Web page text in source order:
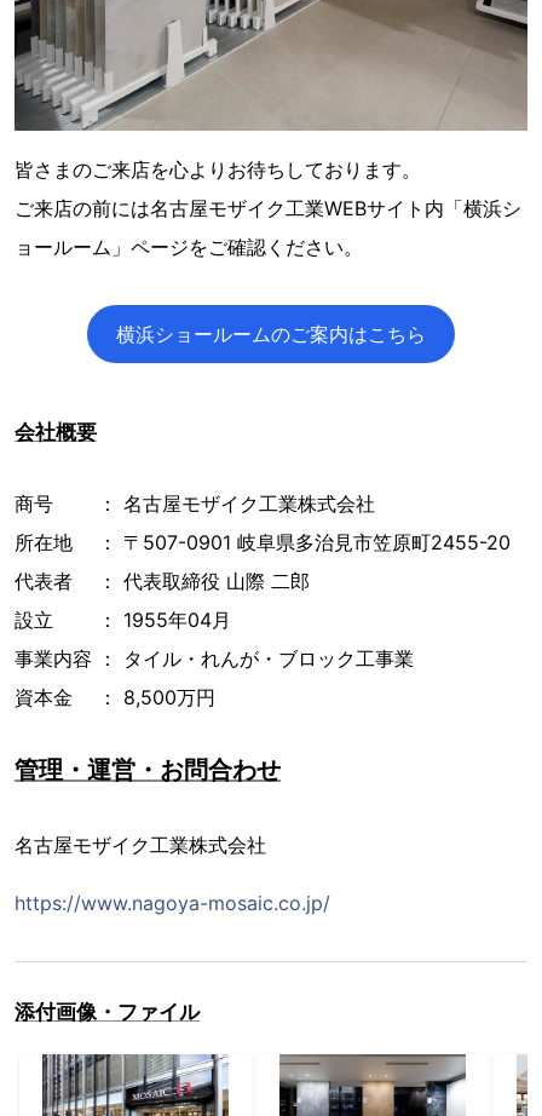
皆さまのご来店を心よりお待ちしております。
ご来店の前には名古屋モザイク工業WEBサイト内「横浜シ
ョールーム」ページをご確認ください。
横浜ショールームのご案内はこちら
会社概要
商号 ： 名古屋モザイク工業株式会社
所在地 ： 〒507-0901 岐阜県多治見市笠原町2455-20
代表者 ： 代表取締役 山際 二郎
設立 ： 1955年04月
事業内容 ： タイル・れんが・ブロック工事業
資本金 ： 8,500万円
管理・運営・お問合わせ
名古屋モザイク工業株式会社
https://www.nagoya-mosaic.co.jp/
添付画像・ファイル